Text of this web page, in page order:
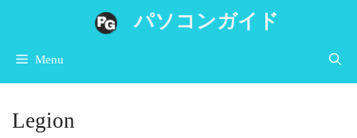
パソコンガイド
Menu
Legion